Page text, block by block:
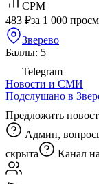
CPM
483 ₽за 1 000
Зверево
Баллы: 5
Telegram
Новости и СМИ
Подслушано в
Предложить
Админ,
скрыта
Канал на